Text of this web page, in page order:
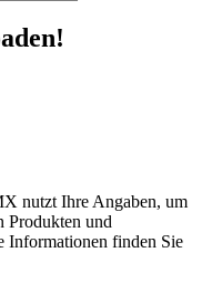
nutzt Ihre Angaben, um
Produkten und
Informationen finden Sie